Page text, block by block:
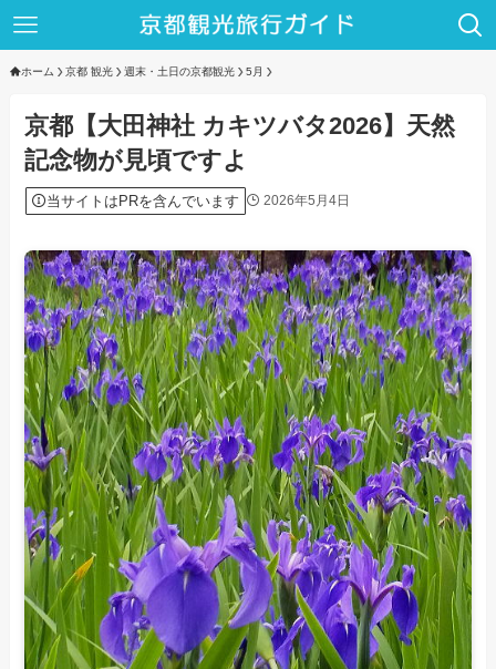
ホーム 京都 観光 週末・土日の京都観光 5月
京都【大田神社 カキツバタ2026】天然
記念物が見頃ですよ
当サイトはPRを含んでいます 2026年5月4日